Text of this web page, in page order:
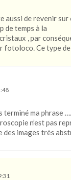
aussi de revenir sur
de temps à la
, par
fotoloco. Ce type
terminé ma phrase
n’est pas
des images très